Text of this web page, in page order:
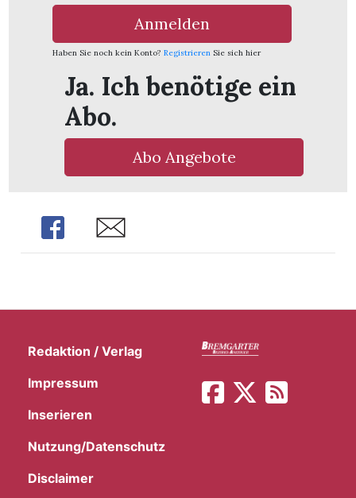
Anmelden
Haben Sie noch kein Konto? Registrieren Sie sich hier
Ja. Ich benötige ein
Abo.
Abo Angebote
Share Share
Redaktion / Verlag
Impressum
Inserieren
Nutzung/Datenschutz
Disclaimer